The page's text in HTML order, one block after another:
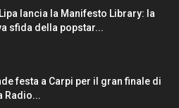
lancia la Manifesto Library: la
sfida della popstar...
festa a Carpi per il gran finale di
Radio...